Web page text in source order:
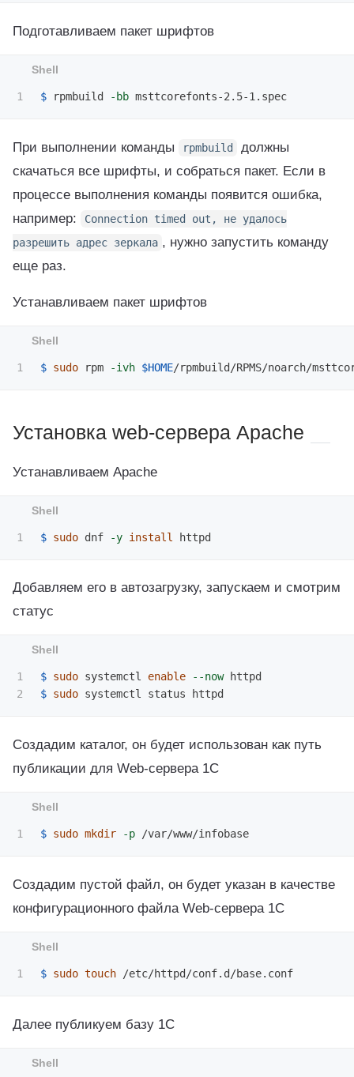
Подготавливаем пакет шрифтов
$ rpmbuild -bb
При выполнении команды rpmbuild
должны
скачаться все шрифты, и собраться пакет. Если в
процессе выполнения команды появится ошибка,
например:
Connection timed out, не удалось
разрешить адрес зеркала , нужно запустить команду
еще раз.
Устанавливаем пакет шрифтов
$ sudo rpm -ivh $HOME
Установка web-сервера Apache
Устанавливаем Apache
$ sudo dnf -y install
Добавляем его в автозагрузку, запускаем и смотрим
статус
1
$ sudo systemctl enable --now
$ sudo
Создадим каталог, он будет использован как путь
публикации для Web-сервера 1С
$ sudo mkdir -p
Создадим пустой файл, он будет указан в качестве
конфигурационного файла Web-сервера 1С
$ sudo touch
Далее публикуем базу 1С